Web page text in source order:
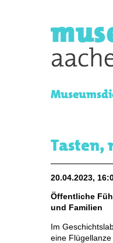
Tasten,
20.04.2023,
Öffentliche
und Familien
Im
eine